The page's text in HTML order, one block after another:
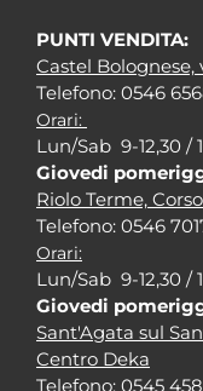
PUNTI VENDITA:
Castel Bolognese,
Telefono: 0546
Orari:
Lun/Sab 9-12,30 /
Giovedi
Riolo Terme,
Telefono: 0546
Orari:
Lun/Sab 9-12,30 /
Giovedi
Sant'Agata sul
Centro Deka
Telefono: 0545